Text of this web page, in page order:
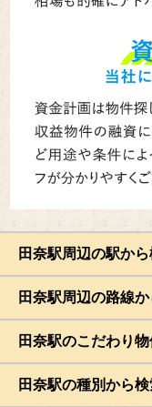
田奈駅周辺の駅か
田奈駅周辺の路線
田奈駅のこだわり
田奈駅の種別から